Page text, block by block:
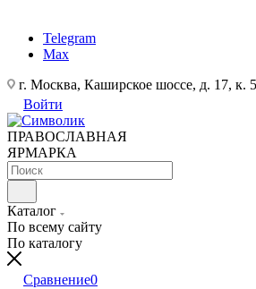
Telegram
Max
г. Москва, Каширское шоссе, д. 17, к.
Войти
ПРАВОСЛАВНАЯ
ЯРМАРКА
Каталог
По всему сайту
По каталогу
Сравнение0